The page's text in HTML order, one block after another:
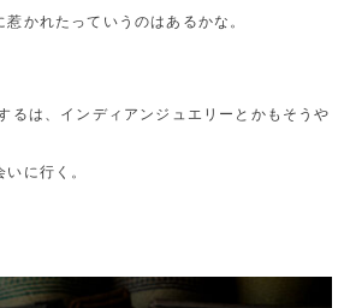
惹かれたっていうのはあるかな。
るは、インディアンジュエリーとかもそうや
に行く。